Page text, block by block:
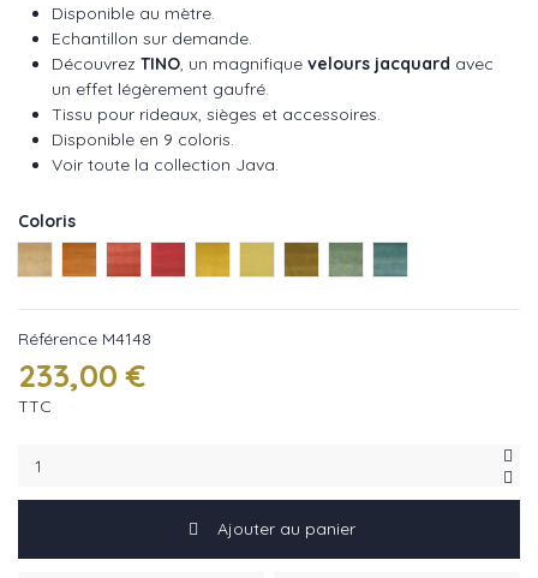
Disponible au mètre.
Echantillon sur demande.
Découvrez TINO, un magnifique velours jacquard avec
un effet légèrement gaufré.
Tissu pour rideaux, sièges et accessoires.
Disponible en 9 coloris.
Voir toute la collection Java.
Coloris
Blond ref M4148-01
Prairie ref M4148-06
Olive ref M4148-07
Paon ref M4148-08
Ciel ref M4148-09
Référence M4148
233,00 €
TTC
Ajouter au panier